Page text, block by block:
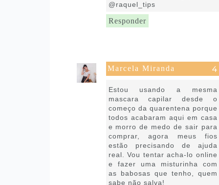
@raquel_tips
Responder
Marcela Miranda
Estou usando a mesma
mascara capilar desde o
começo da quarentena porque
todos acabaram aqui em casa
e morro de medo de sair para
comprar, agora meus fios
estão precisando de ajuda
real. Vou tentar acha-lo online
e fazer uma misturinha com
as babosas que tenho, quem
sabe não salva!